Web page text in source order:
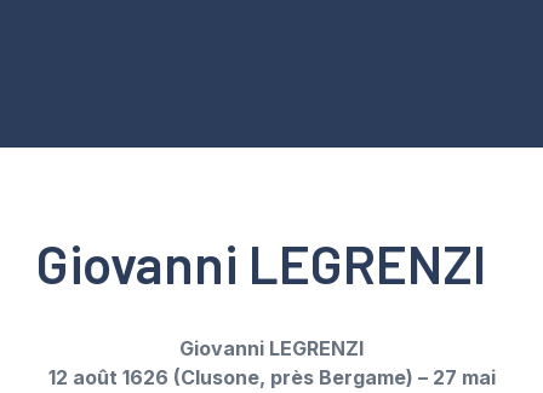
Giovanni LEGRENZI
Giovanni LEGRENZI
12 août 1626 (Clusone, près Bergame) – 27 mai